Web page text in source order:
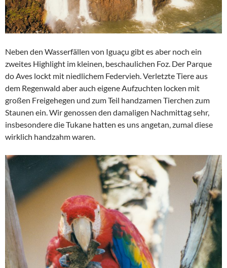
Neben den Wasserfällen von Iguaçu gibt es aber noch ein
zweites Highlight im kleinen, beschaulichen Foz. Der Parque
do Aves lockt mit niedlichem Federvieh. Verletzte Tiere aus
dem Regenwald aber auch eigene Aufzuchten locken mit
großen Freigehegen und zum Teil handzamen Tierchen zum
Staunen ein. Wir genossen den damaligen Nachmittag sehr,
insbesondere die Tukane hatten es uns angetan, zumal diese
wirklich handzahm waren.